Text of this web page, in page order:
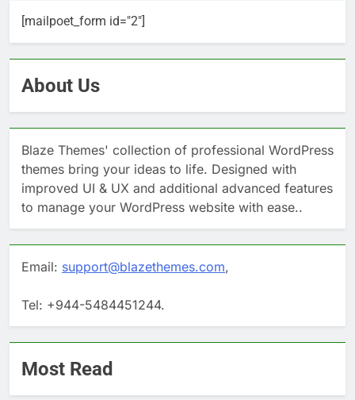
[mailpoet_form id="2"]
About Us
Blaze Themes' collection of professional WordPress
themes bring your ideas to life. Designed with
improved UI & UX and additional advanced features
to manage your WordPress website with ease..
Email: support@blazethemes.com,
Tel: +944-5484451244.
Most Read